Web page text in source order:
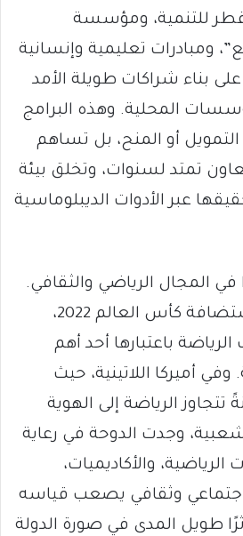
للتنمية، ومؤسسة
ومبادرات تعليمية وإنسانية
بناء شراكات طويلة الأمد
المحلية. وهذه البرامج
أو المنح، بل تساهم
تمتد لسنوات، وتخلق بيئة
عبر الأدوات الديبلوماسية
في المجال الرياضي والثقافي.
فبعد نجاحها في استضافة كأس العالم 2022،
باعتبارها أحد أهم
وفي أميركا اللاتينية، حيث
تتجاوز الرياضة إلى الهوية
وجدت الدوحة في رعاية
والأكاديميات،
وثقافي يصعب قياسه
أثرًا طويل المدى في صورة الدولة